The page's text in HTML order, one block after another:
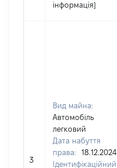
інформація]
3
Вид майна:
Автомобіль
легковий
Дата набуття
права:
18.12.2024
Ідентифікаційний